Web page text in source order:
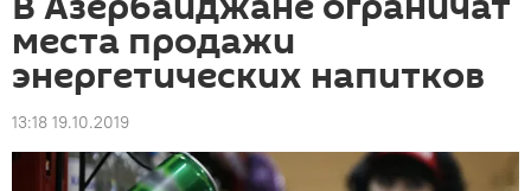
места продажи
энергетических напитков
13:18 19.10.2019